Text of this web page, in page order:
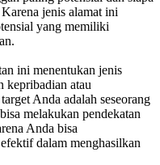
jenis alamat ini
yang memiliki
ini menentukan jenis
kepribadian atau
Anda adalah seseorang
melakukan pendekatan
Anda bisa
dalam menghasilkan